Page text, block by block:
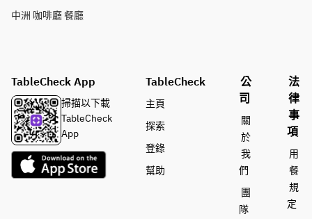
中洲 咖啡廳 餐廳
TableCheck App
掃描以下載
TableCheck
App
TableCheck
主頁
探索
登錄
幫助
公
司
關
於
我
們
團
隊
法
律
事
項
用
餐
規
定